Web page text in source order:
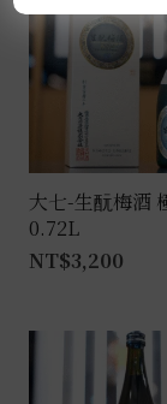
大七-生酛梅酒
0.72L
NT$3,200